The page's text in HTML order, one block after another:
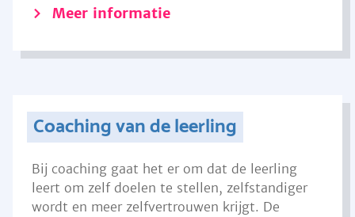
Meer informatie
Coaching van de leerling
Bij coaching gaat het er om dat de leerling
leert om zelf doelen te stellen, zelfstandiger
wordt en meer zelfvertrouwen krijgt. De